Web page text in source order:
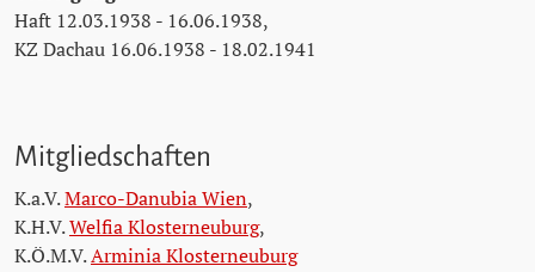
Haft 12.03.1938 - 16.06.1938,
KZ Dachau 16.06.1938 - 18.02.1941
Mitgliedschaften
K.a.V.Marco-Danubia Wien,
K.H.V.Welfia Klosterneuburg,
K.Ö.M.V.Arminia Klosterneuburg